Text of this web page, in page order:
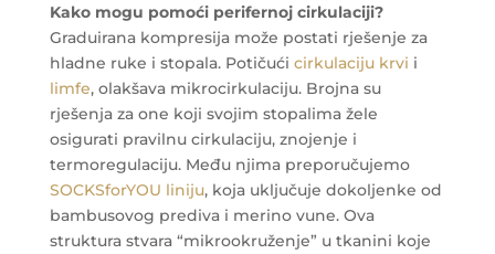
Kako mogu pomoći perifernoj cirkulaciji?
Graduirana kompresija može postati rješenje za
hladne ruke i stopala. Potičući cirkulaciju krvi i
limfe, olakšava mikrocirkulaciju. Brojna su
rješenja za one koji svojim stopalima žele
osigurati pravilnu cirkulaciju, znojenje i
termoregulaciju. Među njima preporučujemo
SOCKSforYOU liniju, koja uključuje dokoljenke od
bambusovog prediva i merino vune. Ova
struktura stvara “mikrookruženje” u tkanini koje